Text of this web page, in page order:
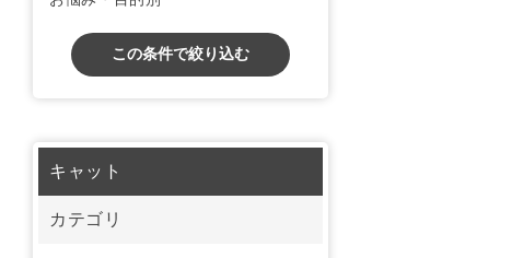
この条件で絞り込む
キャット
カテゴリ